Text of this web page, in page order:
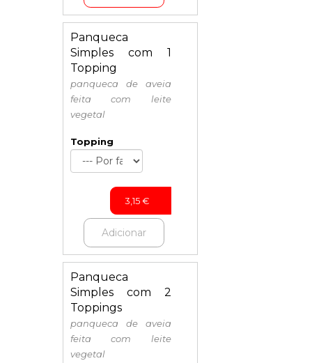
Panqueca
Simples com 1
Topping
panqueca de aveia
feita com leite
vegetal
Topping
3,15€
Adicionar
Panqueca
Simples com 2
Toppings
panqueca de aveia
feita com leite
vegetal